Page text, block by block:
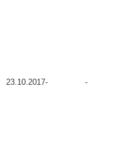
23.10.2017- -